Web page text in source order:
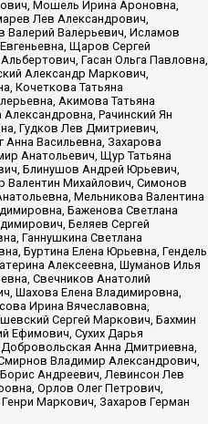
Мошель Ирина Ароновна,
Лев Александрович,
Валерий Валерьевич, Исламов
Щаров Сергей
Гасан Ольга Павловна,
Александр Маркович,
Кочеткова Татьяна
Акимова Татьяна
Рачинский Ян
Гудков Лев Дмитриевич,
Васильевна, Захарова
Анатольевич, Щур Татьяна
Блинушов Андрей Юрьевич,
Валентин Михайлович, Симонов
Мельникова Валентина
Баженова Светлана
Беляев Сергей
Ганнушкина Светлана
Буртина Елена Юрьевна, Гендель
Алексеевна, Шуманов Илья
Свечников Анатолий
Шахова Елена Владимировна,
Ирина Вячеславовна,
Сергей Маркович, Бахмин
Ефимович, Сухих Дарья
Анна Дмитриевна,
Владимир Александрович,
Андреевич, Левинсон Лев
Орлов Олег Петрович,
Маркович, Захаров Герман